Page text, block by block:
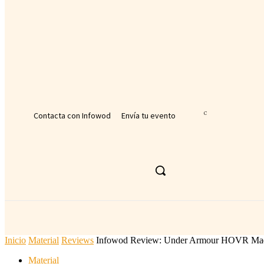
Contacta con Infowod Envía tu evento C
Inicio Material Reviews Infowod Review: Under Armour HOVR
Material